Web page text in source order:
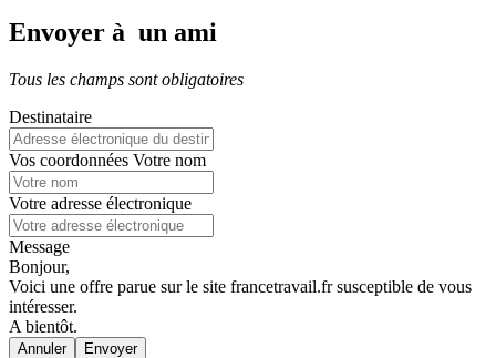
Envoyer à un ami
Tous les champs sont obligatoires
Destinataire
Vos coordonnées Votre nom
Votre adresse électronique
Message
Bonjour,
Voici une offre parue sur le site francetravail.fr susceptible de vous
intéresser.
A bientôt.
Annuler